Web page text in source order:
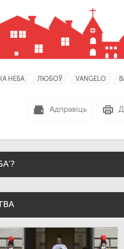
НЕБА ЛЮБОЎ VANGELO
Адправіць
малітва, якая прамаўляецца тройчы
Уцелаўлення.
перыяд Папа сустракаецца з
гэтым ён звяртаецца да